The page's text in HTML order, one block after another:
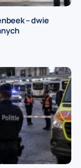
– dwie